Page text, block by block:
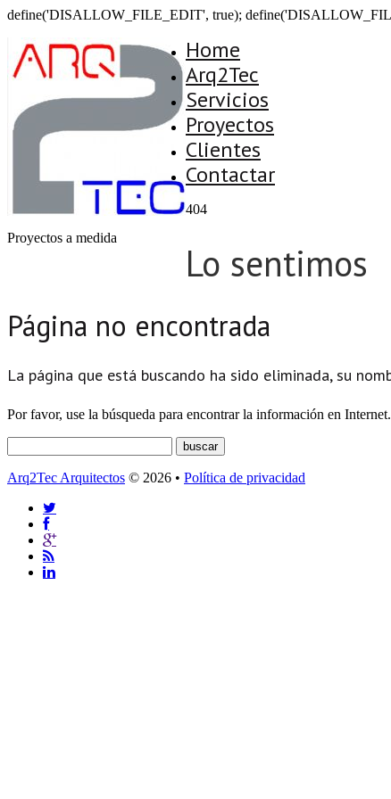
define('DISALLOW_FILE_EDIT', true);
Proyectos a medida
Home
Arq2Tec
Servicios
Proyectos
Clientes
Contactar
404
Lo sentimos
Página no encontrada
La página que está buscando ha sido eliminada, su
Por favor, use la búsqueda para encontrar la información en Internet.
Arq2Tec Arquitectos © 2026 • Política de privacidad